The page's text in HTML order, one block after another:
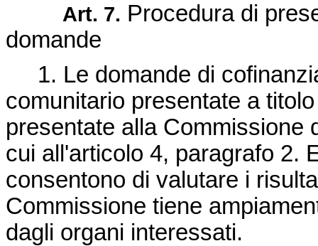
Art. 7. Procedura di
domande
1. Le domande di
comunitario presentate a
presentate alla Commissione
cui all'articolo 4, paragrafo 2.
consentono di valutare i
Commissione tiene
dagli organi interessati.